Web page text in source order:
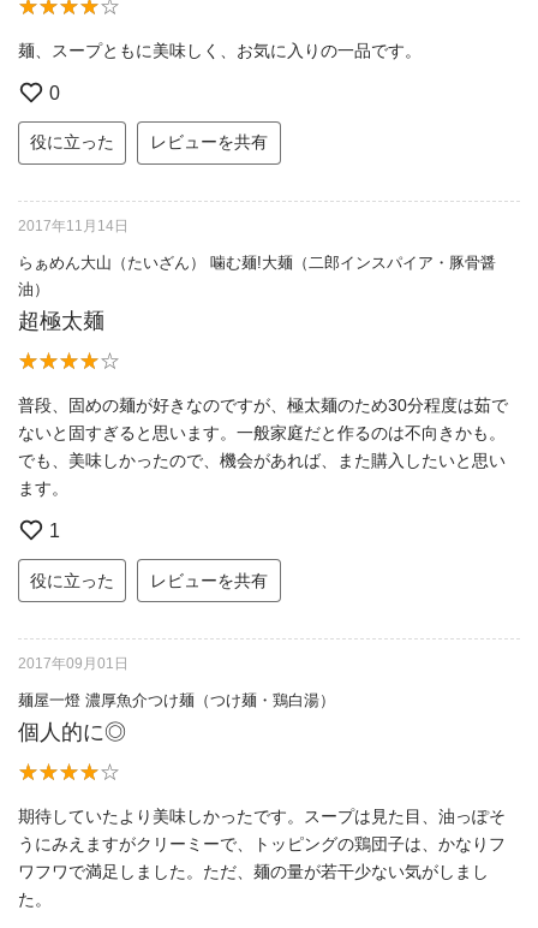
麺、スープともに美味しく、お気に入りの一品です。
0
役に立った レビューを共有
2017年11月14日
らぁめん大山（たいざん） 噛む麺!大麺（二郎インスパイア・豚骨醤
油）
超極太麺
普段、固めの麺が好きなのですが、極太麺のため30分程度は茹で
ないと固すぎると思います。一般家庭だと作るのは不向きかも。
でも、美味しかったので、機会があれば、また購入したいと思い
ます。
1
役に立った レビューを共有
2017年09月01日
麺屋一燈 濃厚魚介つけ麺（つけ麺・鶏白湯）
個人的に◎
期待していたより美味しかったです。スープは見た目、油っぽそ
うにみえますがクリーミーで、トッピングの鶏団子は、かなりフ
ワフワで満足しました。ただ、麺の量が若干少ない気がしまし
た。